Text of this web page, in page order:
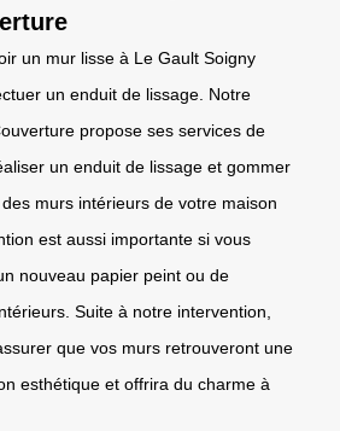
un mur lisse à Le Gault Soigny
un enduit de lissage. Notre
propose ses services de
un enduit de lissage et gommer
murs intérieurs de votre maison
est aussi importante si vous
nouveau papier peint ou de
Suite à notre intervention,
que vos murs retrouveront une
esthétique et offrira du charme à